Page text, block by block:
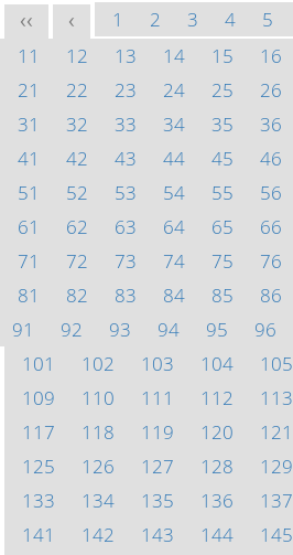
<< < 1 2 3 4 5
11
12 13 14 15 16
21
22 23 24 25 26
31
32 33 34 35 36
41
42 43 44 45 46
51
52 53 54 55 56
61
62 63 64 65 66
71
72 73 74 75 76
81
82 83 84 85 86
91
92 93 94 95 96
101
102 103 104 105
109
110 111 112 113
117
118 119 120 121
125
126 127 128 129
133
134 135 136 137
141
142 143 144 145